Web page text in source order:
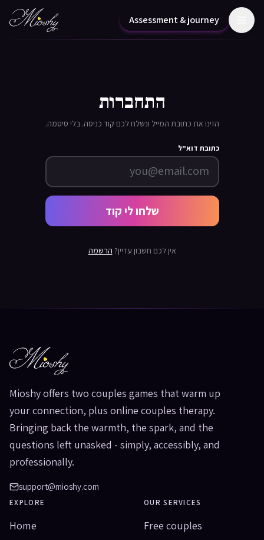
Assessment & journey
התחברות
הזינו את כתובת המייל ונשלח לכם קוד כניסה. בלי סיסמה.
כתובת דוא"ל
שלחו לי קוד
אין לכם חשבון עדיין? הרשמה
Mioshy offers two couples games that warm up
your connection, plus online couples therapy.
Bringing back the warmth, the spark, and the
questions left unasked - simply, accessibly, and
professionally.
support@mioshy.com
EXPLORE
Home
OUR SERVICES
Free couples